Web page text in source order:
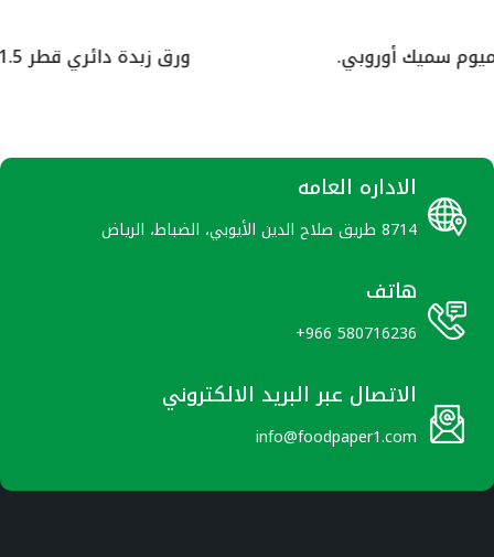
ورق زبدة دائري قطر 21.5 بريميوم سميك أوروبي.
الاداره العامه
8714 طريق صلاح الدين الأيوبي، الضباط، الرياض
هاتف
+966 580716236
الاتصال عبر البريد الالكتروني
info@foodpaper1.com